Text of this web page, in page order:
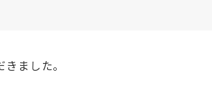
ました。